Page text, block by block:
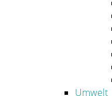
Umwelt